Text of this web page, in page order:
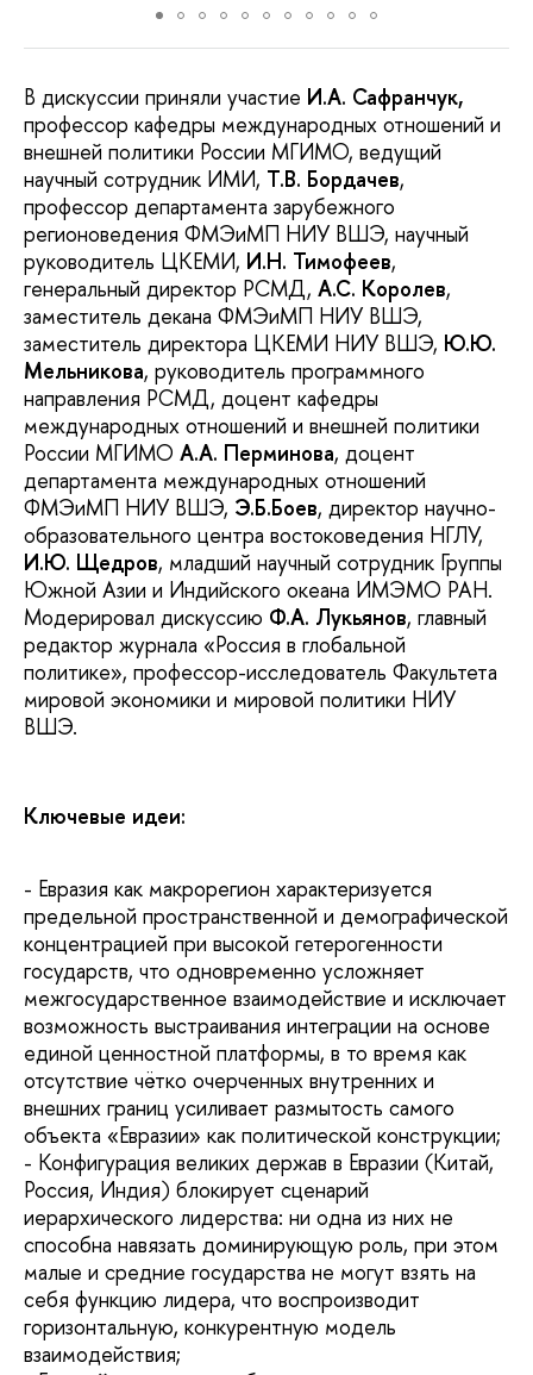
В дискуссии приняли участие И.А. Сафранчук,
профессор кафедры международных отношений и
внешней политики России МГИМО, ведущий
научный сотрудник ИМИ, Т.В. Бордачев,
профессор департамента зарубежного
регионоведения ФМЭиМП НИУ ВШЭ, научный
руководитель ЦКЕМИ, И.Н. Тимофеев,
генеральный директор РСМД, А.С. Королев,
заместитель декана ФМЭиМП НИУ ВШЭ,
заместитель директора ЦКЕМИ НИУ ВШЭ, Ю.Ю.
Мельникова, руководитель программного
направления РСМД, доцент кафедры
международных отношений и внешней политики
России МГИМО А.А. Перминова, доцент
департамента международных отношений
ФМЭиМП НИУ ВШЭ, Э.Б.Боев, директор научно-
образовательного центра востоковедения НГЛУ,
И.Ю. Щедров, младший научный сотрудник Группы
Южной Азии и Индийского океана ИМЭМО РАН.
Модерировал дискуссию Ф.А. Лукьянов, главный
редактор журнала «Россия в глобальной
политике», профессор-исследователь Факультета
мировой экономики и мировой политики НИУ
ВШЭ.
Ключевые идеи:
- Евразия как макрорегион характеризуется
предельной пространственной и демографической
концентрацией при высокой гетерогенности
государств, что одновременно усложняет
межгосударственное взаимодействие и исключает
возможность выстраивания интеграции на основе
единой ценностной платформы, в то время как
отсутствие чётко очерченных внутренних и
внешних границ усиливает размытость самого
объекта «Евразии» как политической конструкции;
- Конфигурация великих держав в Евразии (Китай,
Россия, Индия) блокирует сценарий
иерархического лидерства: ни одна из них не
способна навязать доминирующую роль, при этом
малые и средние государства не могут взять на
себя функцию лидера, что воспроизводит
горизонтальную, конкурентную модель
взаимодействия;